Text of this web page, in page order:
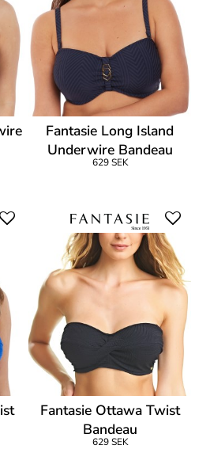
Fantasie Long Island
Underwire Bandeau
Bikini
629 SEK
Fantasie Ottawa Twist
Bandeau
629 SEK